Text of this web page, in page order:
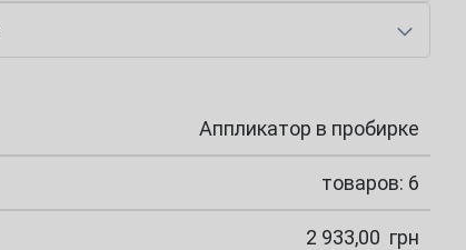
Аппликатор в пробирке
товаров: 6
2 933,00 грн